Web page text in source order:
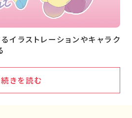
イラストレーションやキャラク
続きを読む